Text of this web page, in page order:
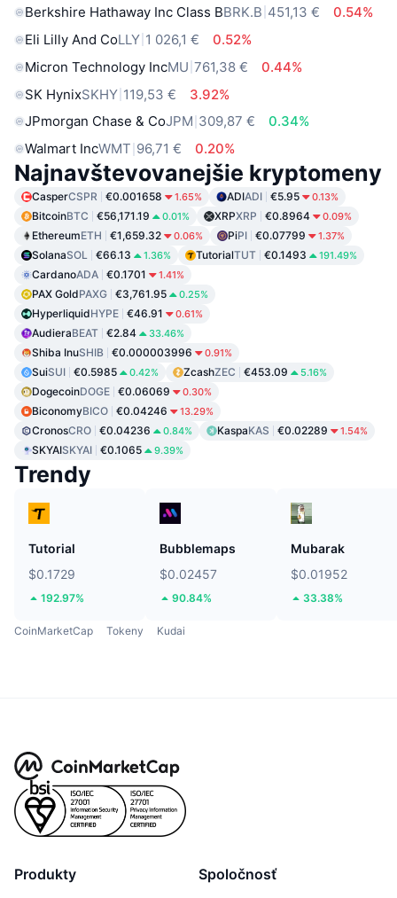
Berkshire Hathaway Inc Class BBRK.B 451,13 €
0.54%
Eli Lilly And CoLLY 1 026,1 €
0.52%
Micron Technology IncMU 761,38 €
0.44%
SK HynixSKHY 119,53 €
3.92%
JPmorgan Chase & CoJPM 309,87 €
0.34%
Walmart IncWMT 96,71 € 0.20%
Najnavštevovanejšie kryptomeny
CasperCSPR €0.001658 1.65% ADIADI €5.95 0.13%
BitcoinBTC €56,171.19 0.01% XRPXRP €0.8964 0.09%
EthereumETH €1,659.32 0.06% PiPI €0.07799 1.37%
SolanaSOL €66.13 1.36% TutorialTUT €0.1493 191.49%
CardanoADA €0.1701 1.41%
PAX GoldPAXG €3,761.95 0.25%
HyperliquidHYPE €46.91 0.61%
AudieraBEAT €2.84 33.46%
Shiba InuSHIB €0.000003996 0.91%
SuiSUI €0.5985 0.42% ZcashZEC €453.09 5.16%
DogecoinDOGE €0.06069 0.30%
BiconomyBICO €0.04246 13.29%
CronosCRO €0.04236 0.84% KaspaKAS €0.02289 1.54%
SKYAISKYAI €0.1065 9.39%
Trendy
Tutorial
$0.1729
192.97%
Bubblemaps
$0.02457
90.84%
Mubarak
$0.01952
33.38%
CoinMarketCap Tokeny Kudai
Produkty Spoločnosť